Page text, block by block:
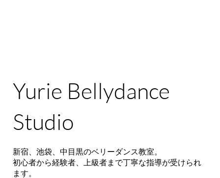
Yurie Bellydance
Studio
新宿、池袋、中目黒のベリーダンス教室。
初心者から経験者、上級者まで丁寧な指導が受けられ
ます。